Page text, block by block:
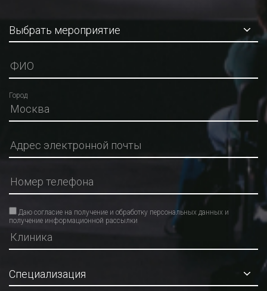
Город
Даю согласие на получение и обработку персональных данных и
получение информационной рассылки